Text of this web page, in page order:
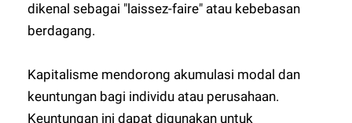
dikenal sebagai "laissez-faire" atau kebebasan
berdagang.
Kapitalisme mendorong akumulasi modal dan
keuntungan bagi individu atau perusahaan.
Keuntungan ini dapat digunakan untuk